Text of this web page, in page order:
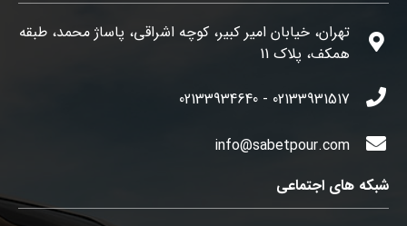
تهران، خیابان امیر کبیر، کوچه اشراقی، پاساژ محمد، طبقه
همکف، پلاک 11
02133931517 - 02133934640
info@sabetpour.com
شبکه های اجتماعی